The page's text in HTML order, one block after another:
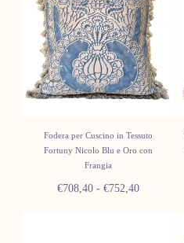
Fodera per Cuscino in Tessuto
Fortuny Nicolo Blu e Oro con
Frangia
Prezzo
€708,40 - Prezzo
€752,40